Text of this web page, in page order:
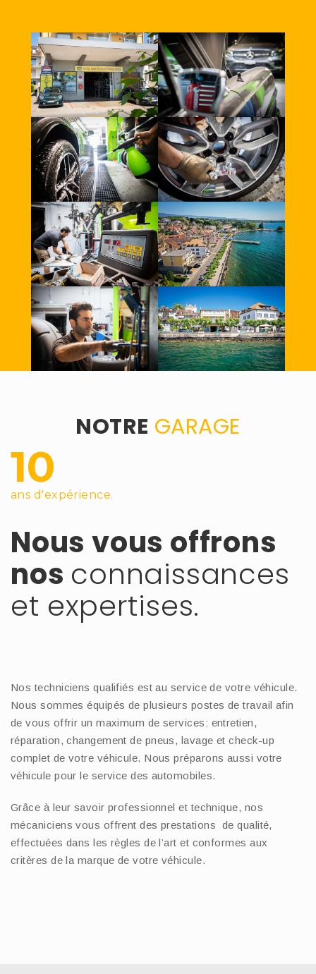
NOTRE GARAGE
10
ans d'expérience.
Nous vous offrons
nos connaissances
et expertises.
Nos techniciens qualifiés est au service de votre véhicule.
Nous sommes équipés de plusieurs postes de travail afin
de vous offrir un maximum de services: entretien,
réparation, changement de pneus, lavage et check-up
complet de votre véhicule. Nous préparons aussi votre
véhicule pour le service des automobiles.
Grâce à leur savoir professionnel et technique, nos
mécaniciens vous offrent des prestations de qualité,
effectuées dans les règles de l’art et conformes aux
critères de la marque de votre véhicule.